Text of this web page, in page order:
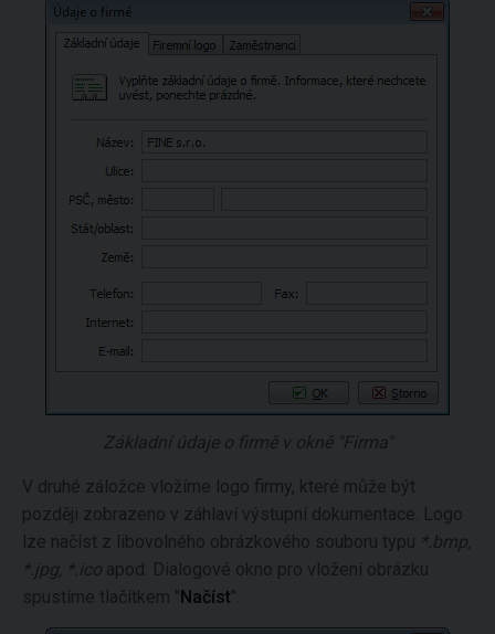
Základní údaje o firmě v okně "Firma"
V druhé záložce vložíme logo firmy, které může být
později zobrazeno v záhlaví výstupní dokumentace. Logo
lze načíst z libovolného obrázkového souboru typu *.bmp,
*.jpg, *.ico apod. Dialogové okno pro vložení obrázku
spustíme tlačítkem " Načíst".